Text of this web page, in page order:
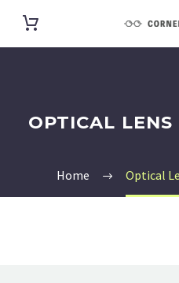
OPTICAL LENS
Home Optical